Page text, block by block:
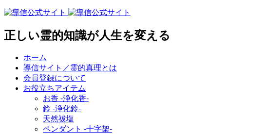
正しい霊的知識が人生を変える
ホーム
導信サイト／霊的真理とは
会員登録について
お役立ちアイテム
お香 ‐浄化香‐
鈴 ‐浄化鈴‐
天然祓塩
ペンダント -十字架-